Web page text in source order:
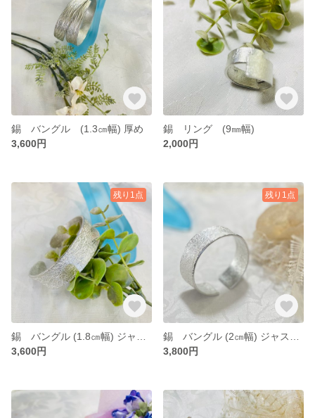
錫 バングル (1.3㎝幅) 厚め
3,600円
錫 リング (9㎜幅)
2,000円
残り1点
3,600円
残り1点
3,800円